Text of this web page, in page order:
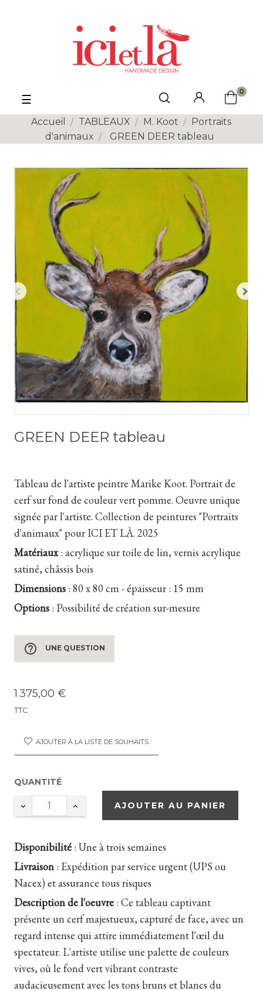
Basculer
la
navigation
☰
0
Accueil TABLEAUX M. Koot
Portraits
d'animaux
GREEN DEER tableau
GREEN DEER tableau
Tableau de l'artiste peintre Marike Koot. Portrait de
cerf sur fond de couleur vert pomme. Oeuvre unique
signée par l'artiste. Collection de peintures "Portraits
d'animaux" pour ICI ET LÀ. 2025
Matériaux: acrylique sur toile de lin, vernis acrylique
satiné, châssis bois
Dimensions : 80 x 80 cm - épaisseur : 15 mm
Options : Possibilité de création sur-mesure
help_outline UNE QUESTION
1 375,00 €
TTC
AJOUTER À LA LISTE DE SOUHAITS
QUANTITÉ
AJOUTER AU PANIER
Disponibilité : Une à trois semaines
Livraison : Expédition par service urgent (UPS ou
Nacex) et assurance tous risques
Description de l'oeuvre: Ce tableau captivant
présente un cerf majestueux, capturé de face, avec un
regard intense qui attire immédiatement l'œil du
spectateur. L'artiste utilise une palette de couleurs
vives, où le fond vert vibrant contraste
audacieusement avec les tons bruns et blancs du